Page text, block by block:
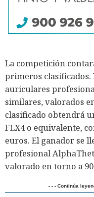
La competición
primeros
auriculares
similares, valorados
clasificado obtendrá
FLX4 o equivalente,
euros. El ganador se
profesional
valorado en torno a
- - - Continúa